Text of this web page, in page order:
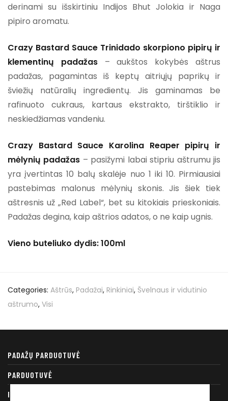
derinami su išskirtiniu Indijos Bhut Jolokia ir Naga
pipiro aromatu.
Crazy Bastard Sauce Trinidado skorpiono pipirų ir
klementinų padažas – aukštos kokybės aštrus
padažas, pagamintas iš keptų aitriųjų paprikų ir
šviežių natūralių ingredientų. Jis gaminamas be
rafinuoto cukraus, kartaus ekstrakto, tirštiklio ir
neskiedžiamas vandeniu.
Crazy Bastard Sauce Karolina Reaper pipirų ir
mėlynių padažas – pasižymi labai stipriu aštrumu jis
yra įvertintas 10 balų skalėje nuo 1 iki 10. Pirmiausiai
pastebimas malonus mėlynių skonis. Jis šiek tiek
aštresnis už „Red Label“, bet su kitokiais prieskoniais.
Padažas degina, kaip aštrios adatos, o ne kaip ugnis.
Vieno buteliuko dydis: 100ml
Categories: Aštrūs, Padažai, Rinkiniai, Švelnaus ir vidutinio
aštrumo, Visi
PADAŽŲ PARDUOTUVĖ
PARDUOTUVĖ
RECEPTAI